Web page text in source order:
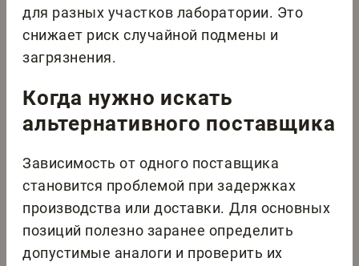
для разных участков лаборатории. Это
снижает риск случайной подмены и
загрязнения.
Когда нужно искать
альтернативного поставщика
Зависимость от одного поставщика
становится проблемой при задержках
производства или доставки. Для основных
позиций полезно заранее определить
допустимые аналоги и проверить их